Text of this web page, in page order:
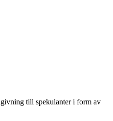
till spekulanter i form av